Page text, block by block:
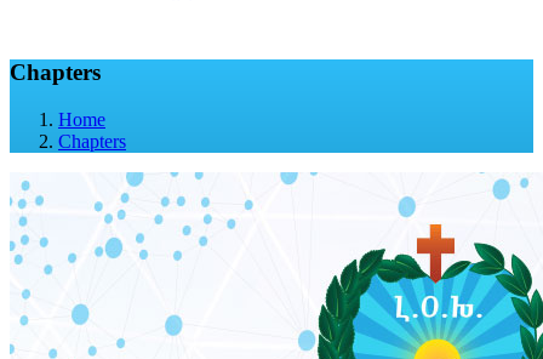
Chapters
Home
Chapters